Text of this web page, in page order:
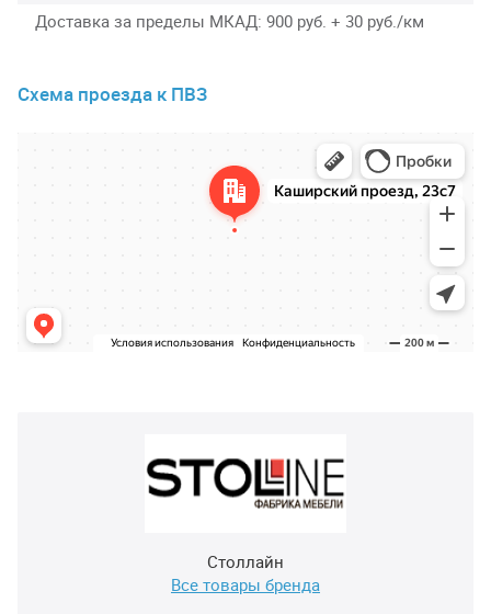
Доставка за пределы МКАД 900 руб. + 30 руб./км
Схема проезда к ПВЗ
Столлайн
Все товары бренда